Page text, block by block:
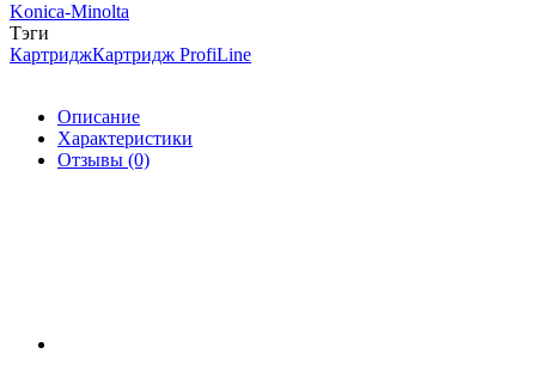
Konica-Minolta
Тэги
КартриджКартридж ProfiLine
Описание
Характеристики
Отзывы (0)